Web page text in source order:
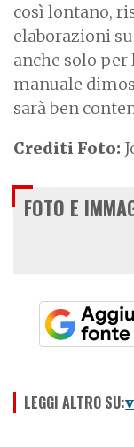
così lontano,
elaborazioni
anche solo
manuale
sarà ben
Crediti Foto:
FOTO E
LEGGI ALTRO SU: